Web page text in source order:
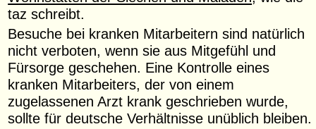
taz schreibt.
Besuche bei kranken Mitarbeitern sind natürlich
nicht verboten, wenn sie aus Mitgefühl und
Fürsorge geschehen. Eine Kontrolle eines
kranken Mitarbeiters, der von einem
zugelassenen Arzt krank geschrieben wurde,
sollte für deutsche Verhältnisse unüblich bleiben.